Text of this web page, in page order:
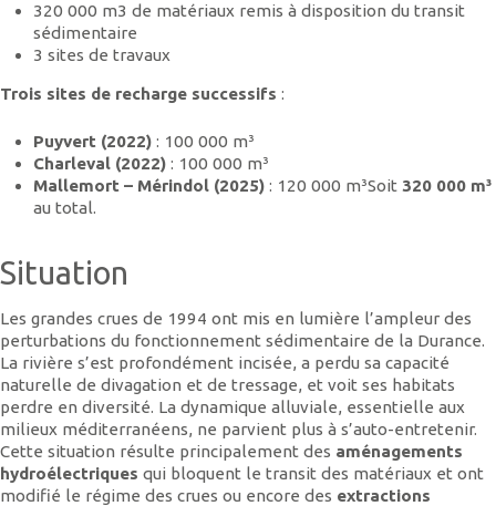
320 000 m3 de matériaux remis à disposition du transit
sédimentaire
3 sites de travaux
Trois sites de recharge successifs :
Puyvert (2022) : 100 000 m³
Charleval (2022) : 100 000 m³
Mallemort – Mérindol (2025) : 120 000 m³Soit320 000 m³
au total.
Situation
Les grandes crues de 1994 ont mis en lumière l’ampleur des
perturbations du fonctionnement sédimentaire de la Durance.
La rivière s’est profondément incisée, a perdu sa capacité
naturelle de divagation et de tressage, et voit ses habitats
perdre en diversité. La dynamique alluviale, essentielle aux
milieux méditerranéens, ne parvient plus à s’auto-entretenir.
Cette situation résulte principalement des aménagements
hydroélectriques qui bloquent le transit des matériaux et ont
modifié le régime des crues ou encore des extractions